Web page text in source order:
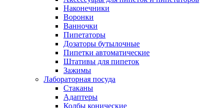
Наконечники
Воронки
Ванночки
Пипетаторы
Дозаторы бутылочные
Пипетки автоматические
Штативы для пипеток
Зажимы
Лабораторная посуда
Стаканы
Адаптеры
Колбы конические